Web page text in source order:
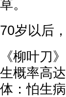
草。
70岁以后
《柳叶刀
生概率高
体：怕生